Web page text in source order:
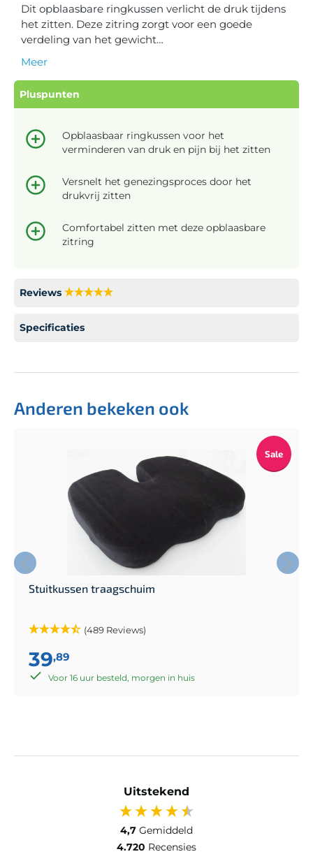
Dit opblaasbare ringkussen verlicht de druk tijdens
het zitten. Deze zitring zorgt voor een goede
verdeling van het gewicht…
Meer
Pluspunten
Opblaasbaar ringkussen voor het
verminderen van druk en pijn bij het zitten
Versnelt het genezingsproces door het
drukvrij zitten
Comfortabel zitten met deze opblaasbare
zitring
Reviews
Specificaties
Anderen bekeken ook
Sale
Stuitkussen traagschuim
(489 Reviews)
39,89
Voor 16 uur besteld, morgen in huis
Uitstekend
4,7 Gemiddeld
4.720 Recensies